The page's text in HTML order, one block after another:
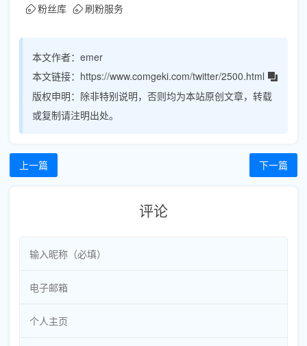
粉丝库
刷粉服务
本文作者： emer
本文链接： https://www.comgeki.com/twitter/2500.html
版权申明： 除非特别说明，否则均为本站原创文章，转载
或复制请注明出处。
上一篇 下一篇
评论